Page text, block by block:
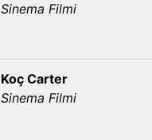
Sinema Filmi
Koç Carter
Sinema Filmi